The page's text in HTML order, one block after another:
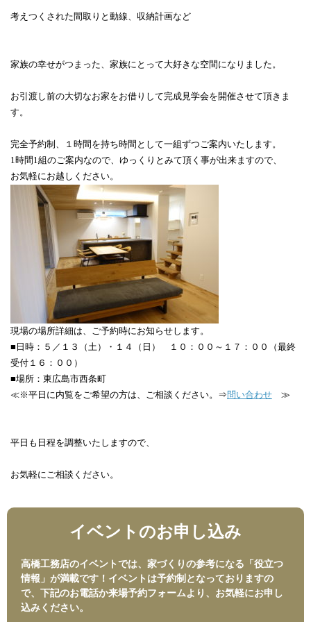
考えつくされた間取りと動線、収納計画など
家族の幸せがつまった、家族にとって大好きな空間になりました。
お引渡し前の大切なお家をお借りして完成見学会を開催させて頂きま
す。
完全予約制、１時間を持ち時間として一組ずつご案内いたします。
1時間1組のご案内なので、ゆっくりとみて頂く事が出来ますので、
お気軽にお越しください。
現場の場所詳細は、ご予約時にお知らせします。
■日時：５／１３（土）・１４（日） １０：００～１７：００（最終
受付１６：００）
■場所：東広島市西条町
≪※平日に内覧をご希望の方は、ご相談ください。⇒問い合わせ ≫
平日も日程を調整いたしますので、
お気軽にご相談ください。
イベントのお申し込み
高橋工務店のイベントでは、家づくりの参考になる「役立つ
情報」が満載です！イベントは予約制となっておりますの
で、下記のお電話か来場予約フォームより、お気軽にお申し
込みください。